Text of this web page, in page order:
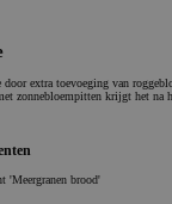
extra toevoeging van
zonnebloempitten krijgt het na
'Meergranen brood'